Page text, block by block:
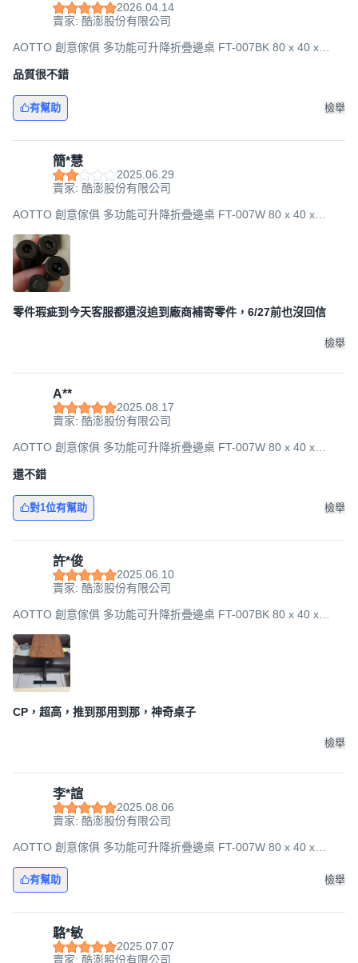
2026.04.14
賣家: 酷澎股份有限公司
AOTTO 創意傢俱 多功能可升降折疊邊桌 FT-007BK 80 x 40 x
品質很不錯
有幫助 檢舉
簡*慧
2025.06.29
賣家: 酷澎股份有限公司
AOTTO 創意傢俱 多功能可升降折疊邊桌 FT-007W 80 x 40 x
零件瑕疵到今天客服都還沒追到廠商補寄零件，6/27前也沒回信
檢舉
A**
2025.08.17
賣家: 酷澎股份有限公司
AOTTO 創意傢俱 多功能可升降折疊邊桌 FT-007W 80 x 40 x
還不錯
對1位有幫助 檢舉
許*俊
2025.06.10
賣家: 酷澎股份有限公司
AOTTO 創意傢俱 多功能可升降折疊邊桌 FT-007BK 80 x 40 x
CP，超高，推到那用到那，神奇桌子
檢舉
李*諠
2025.08.06
賣家: 酷澎股份有限公司
AOTTO 創意傢俱 多功能可升降折疊邊桌 FT-007W 80 x 40 x
有幫助 檢舉
駱*敏
2025.07.07
賣家: 酷澎股份有限公司